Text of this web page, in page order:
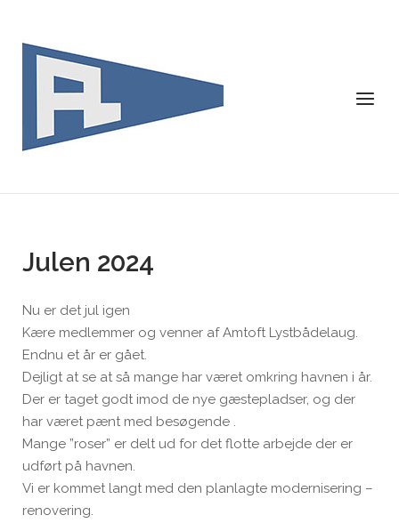
content
Menu
Julen 2024
Nu er det jul igen
Kære medlemmer og venner af Amtoft Lystbådelaug.
Endnu et år er gået.
Dejligt at se at så mange har været omkring havnen i år.
Der er taget godt imod de nye gæstepladser, og der
har været pænt med besøgende .
Mange ”roser” er delt ud for det flotte arbejde der er
udført på havnen.
Vi er kommet langt med den planlagte modernisering –
renovering.